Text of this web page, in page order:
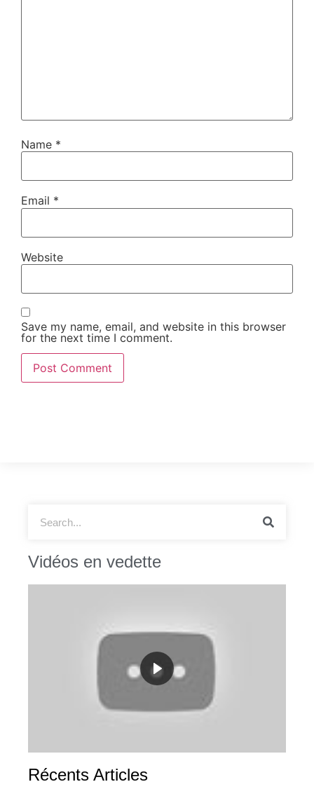
Name *
Email *
Website
Save my name, email, and website in this browser
for the next time I comment.
Vidéos en vedette
Récents Articles